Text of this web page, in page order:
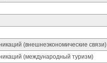
(внешнеэкономические связи)
(международный туризм)